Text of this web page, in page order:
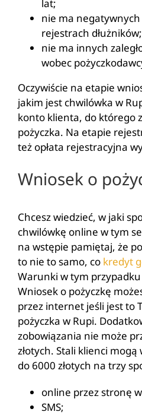
lat;
nie ma
rejestrach dłużników;
nie ma innych
wobec
Oczywiście na etapie
jakim jest chwilówka w
konto klienta, do którego
pożyczka. Na etapie
też opłata rejestracyjna
Wniosek o
Chcesz wiedzieć, w jaki
chwilówkę online w tym
na wstępie pamiętaj, że
to nie to samo, co kredyt
Warunki w tym przypadku
Wniosek o pożyczkę
przez internet jeśli jest to
pożyczka w Rupi.
zobowiązania nie może
złotych. Stali klienci
do 6000 złotych na trzy
online przez stronę
SMS;